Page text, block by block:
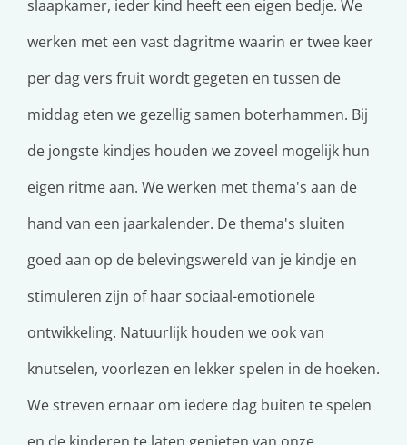
slaapkamer, ieder kind heeft een eigen bedje. We
werken met een vast dagritme waarin er twee keer
per dag vers fruit wordt gegeten en tussen de
middag eten we gezellig samen boterhammen. Bij
de jongste kindjes houden we zoveel mogelijk hun
eigen ritme aan. We werken met thema's aan de
hand van een jaarkalender. De thema's sluiten
goed aan op de belevingswereld van je kindje en
stimuleren zijn of haar sociaal-emotionele
ontwikkeling. Natuurlijk houden we ook van
knutselen, voorlezen en lekker spelen in de hoeken.
We streven ernaar om iedere dag buiten te spelen